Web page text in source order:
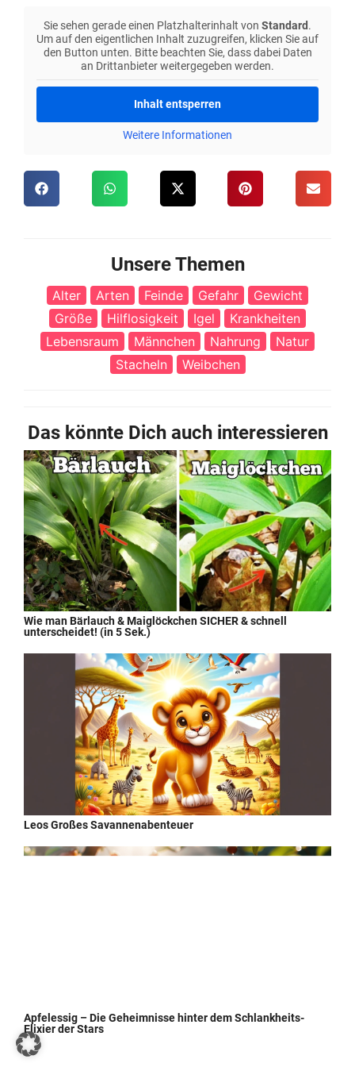
Sie sehen gerade einen Platzhalterinhalt von Standard.
Um auf den eigentlichen Inhalt zuzugreifen, klicken Sie auf
den Button unten. Bitte beachten Sie, dass dabei Daten
an Drittanbieter weitergegeben werden.
Inhalt entsperren
Weitere Informationen
Unsere Themen
Alter Arten Feinde Gefahr
Gewicht
Größe
Hilflosigkeit Igel
Krankheiten
Lebensraum
Männchen Nahrung
Natur
Stacheln
Weibchen
Das könnte Dich auch interessieren
Wie man Bärlauch & Maiglöckchen SICHER & schnell
unterscheidet! (in 5 Sek.)
Leos Großes Savannenabenteuer
Apfelessig – Die Geheimnisse hinter dem Schlankheits-
Elixier der Stars